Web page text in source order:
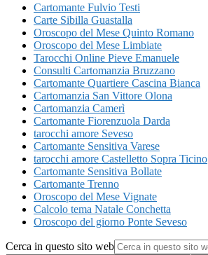
Cartomante Fulvio Testi
Carte Sibilla Guastalla
Oroscopo del Mese Quinto Romano
Oroscopo del Mese Limbiate
Tarocchi Online Pieve Emanuele
Consulti Cartomanzia Bruzzano
Cartomante Quartiere Cascina Bianca
Cartomanzia San Vittore Olona
Cartomanzia Camerì
Cartomante Fiorenzuola Darda
tarocchi amore Seveso
Cartomante Sensitiva Varese
tarocchi amore Castelletto Sopra Ticino
Cartomante Sensitiva Bollate
Cartomante Trenno
Oroscopo del Mese Vignate
Calcolo tema Natale Conchetta
Oroscopo del giorno Ponte Seveso
Cerca in questo sito web